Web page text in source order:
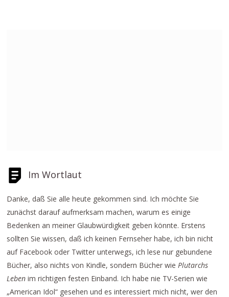
Im Wortlaut
Danke, daß Sie alle heute gekommen sind. Ich möchte Sie
zunächst darauf aufmerksam machen, warum es einige
Bedenken an meiner Glaubwürdigkeit geben könnte. Erstens
sollten Sie wissen, daß ich keinen Fernseher habe, ich bin nicht
auf Facebook oder Twitter unterwegs, ich lese nur gebundene
Bücher, also nichts von Kindle, sondern Bücher wiePlutarchs
Lebenim richtigen festen Einband. Ich habe nie TV-Serien wie
„American Idol“ gesehen und es interessiert mich nicht, wer den